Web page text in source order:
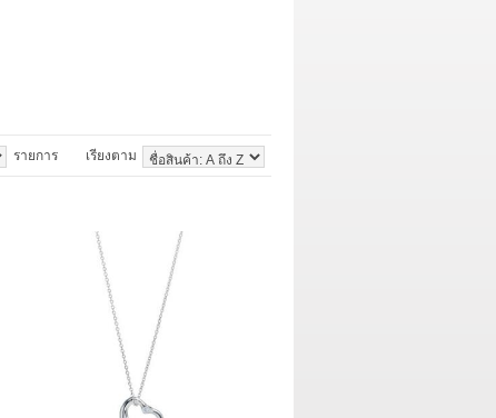
เรียงตาม
รายการ